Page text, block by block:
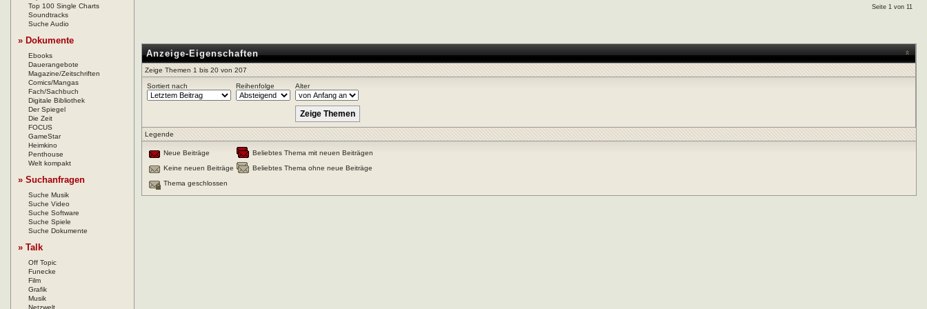
Top 100 Single Charts
Soundtracks
Suche Audio
» Dokumente
Ebooks
Dauerangebote
Magazine/Zeitschriften
Comics/Mangas
Fach/Sachbuch
Digitale Bibliothek
Der Spiegel
Die Zeit
FOCUS
GameStar
Heimkino
Penthouse
Welt kompakt
» Suchanfragen
Suche Musik
Suche Video
Suche Software
Suche Spiele
Suche Dokumente
» Talk
Off Topic
Funecke
Film
Grafik
Musik
Seite 1 von 11
Anzeige-Eigenschaften
Zeige Themen 1 bis 20 von 207
Sortiert nach Reihenfolge Alter
Legende
Neue Beiträge
Beliebtes Thema mit neuen Beiträgen
Keine neuen Beiträge
Beliebtes Thema ohne neue Beiträge
Thema geschlossen